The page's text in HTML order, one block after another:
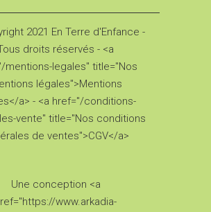
2021 En Terre d'Enfance -
droits réservés - <a
mentions-legales" title="Nos
légales">Mentions
a> - <a href="/conditions-
vente" title="Nos conditions
de ventes">CGV</a>
Une conception <a
www.arkadia-